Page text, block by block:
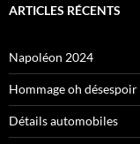
ARTICLES RÉCENTS
Napoléon 2024
Hommage oh désespoir
Détails automobiles